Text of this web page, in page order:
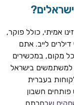
אמיתי, כולל פוקר,
לייב. אתם
מקום, במכשירים
למשתמשים בישראל
בעברית
חשבון